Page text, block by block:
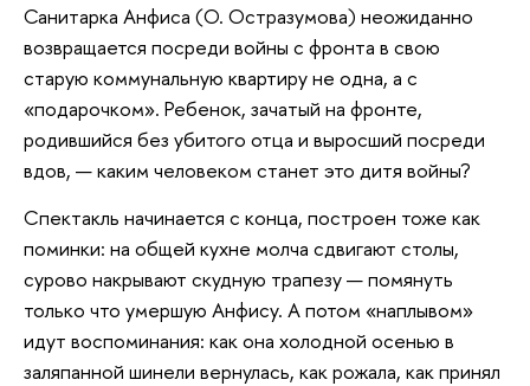
Санитарка Анфиса (О. Остразумова) неожиданно
возвращается посреди войны с фронта в свою
старую коммунальную квартиру не одна, а с
«подарочком». Ребенок, зачатый на фронте,
родившийся без убитого отца и выросший посреди
вдов, — каким человеком станет это дитя войны?
Спектакль начинается с конца, построен тоже как
поминки: на общей кухне молча сдвигают столы,
сурово накрывают скудную трапезу — помянуть
только что умершую Анфису. А потом «наплывом»
идут воспоминания: как она холодной осенью в
заляпанной шинели вернулась, как рожала, как принял